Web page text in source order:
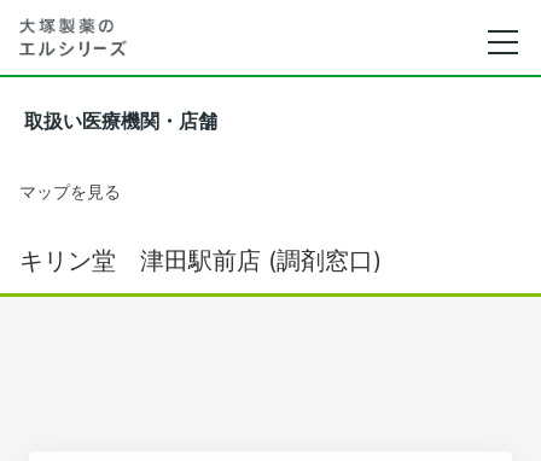
取扱い医療機関・店舗
マップを見る
キリン堂 津田駅前店 (調剤窓口)